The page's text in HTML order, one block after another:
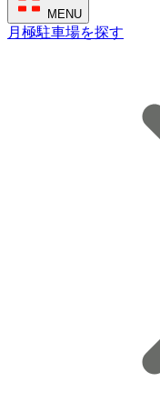
MENU
月極駐車場を探す